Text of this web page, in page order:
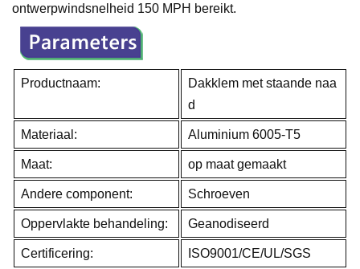
ontwerpwindsnelheid 150 MPH bereikt.
Productnaam:
Dakklem met staande naa
d
Materiaal: Aluminium 6005-T5
Maat: op maat gemaakt
Andere component: Schroeven
Oppervlakte behandeling: Geanodiseerd
Certificering: ISO9001/CE/UL/SGS